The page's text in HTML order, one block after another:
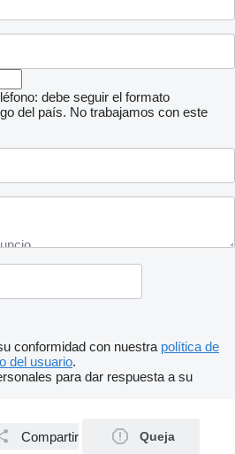
debe seguir el formato
del país. No trabajamos con este
conformidad con nuestra política de
del usuario.
para dar respuesta a su
Compartir Queja